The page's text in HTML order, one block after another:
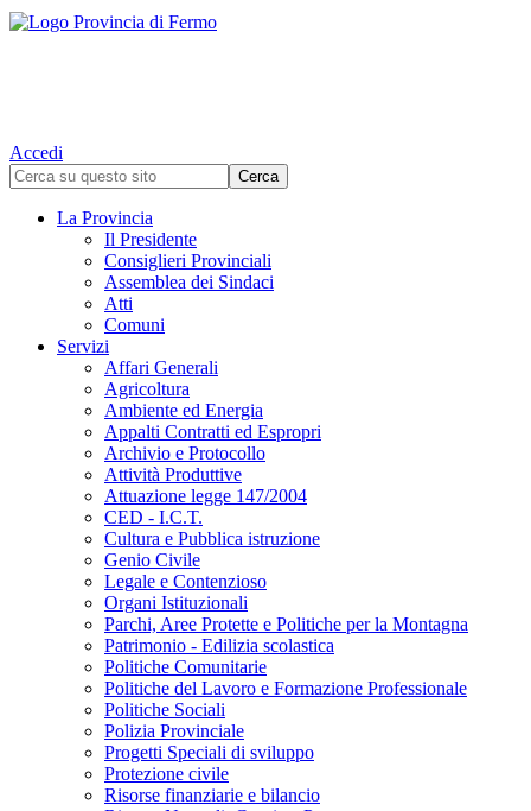
Accedi
La Provincia
Il Presidente
Consiglieri Provinciali
Assemblea dei Sindaci
Atti
Comuni
Servizi
Affari Generali
Agricoltura
Ambiente ed Energia
Appalti Contratti ed Espropri
Archivio e Protocollo
Attività Produttive
Attuazione legge 147/2004
CED - I.C.T.
Cultura e Pubblica istruzione
Genio Civile
Legale e Contenzioso
Organi Istituzionali
Parchi, Aree Protette e Politiche per la Montagna
Patrimonio - Edilizia scolastica
Politiche Comunitarie
Politiche del Lavoro e Formazione Professionale
Politiche Sociali
Polizia Provinciale
Progetti Speciali di sviluppo
Protezione civile
Risorse finanziarie e bilancio